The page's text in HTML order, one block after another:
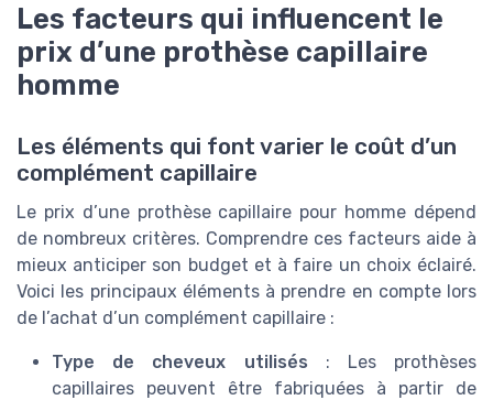
Les facteurs qui influencent le
prix d’une prothèse capillaire
homme
Les éléments qui font varier le coût d’un
complément capillaire
Le prix d’une prothèse capillaire pour homme dépend
de nombreux critères. Comprendre ces facteurs aide à
mieux anticiper son budget et à faire un choix éclairé.
Voici les principaux éléments à prendre en compte lors
de l’achat d’un complément capillaire :
Type de cheveux utilisés : Les prothèses
capillaires peuvent être fabriquées à partir de